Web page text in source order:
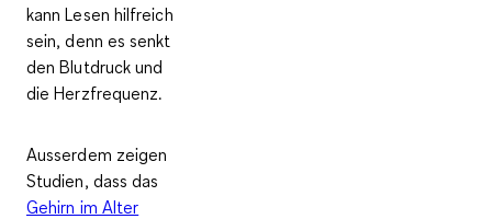
kann Lesen hilfreich
sein, denn essenkt
den Blutdruck und
die Herzfrequenz.
Ausserdem zeigen
Studien, dass das
Gehirn im Alter